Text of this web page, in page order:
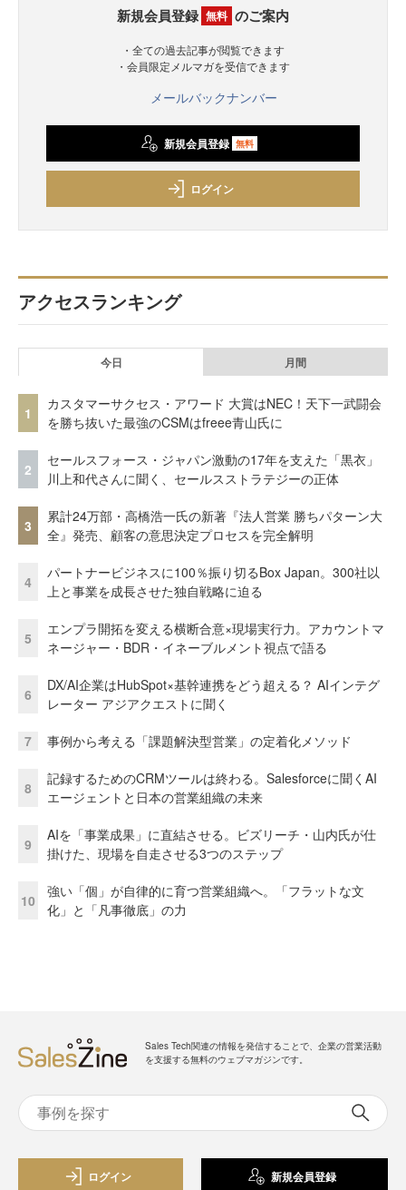
新規会員登録 無料 のご案内
・全ての過去記事が閲覧できます
・会員限定メルマガを受信できます
メールバックナンバー
新規会員登録 無料
ログイン
アクセスランキング
今日 月間
1
カスタマーサクセス・アワード 大賞はNEC！天下一武闘会
を勝ち抜いた最強のCSMはfreee青山氏に
2
セールスフォース・ジャパン激動の17年を支えた「黒衣」
川上和代さんに聞く、セールスストラテジーの正体
3
累計24万部・高橋浩一氏の新著『法人営業 勝ちパターン大
全』発売、顧客の意思決定プロセスを完全解明
4
パートナービジネスに100％振り切るBox Japan。300社以
上と事業を成長させた独自戦略に迫る
5
エンプラ開拓を変える横断合意×現場実行力。アカウントマ
ネージャー・BDR・イネーブルメント視点で語る
6
DX/AI企業はHubSpot×基幹連携をどう超える？ AIインテグ
レーター アジアクエストに聞く
7 事例から考える「課題解決型営業」の定着化メソッド
8
記録するためのCRMツールは終わる。Salesforceに聞くAI
エージェントと日本の営業組織の未来
9
AIを「事業成果」に直結させる。ビズリーチ・山内氏が仕
掛けた、現場を自走させる3つのステップ
10
強い「個」が自律的に育つ営業組織へ。「フラットな文
化」と「凡事徹底」の力
Sales Tech関連の情報を発信することで、企業の営業活動
を支援する無料のウェブマガジンです。
ログイン 新規会員登録